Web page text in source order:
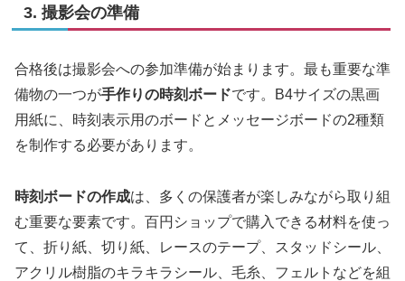
3. 撮影会の準備
合格後は撮影会への参加準備が始まります。最も重要な準
備物の一つが手作りの時刻ボードです。B4サイズの黒画
用紙に、時刻表示用のボードとメッセージボードの2種類
を制作する必要があります。
時刻ボードの作成は、多くの保護者が楽しみながら取り組
む重要な要素です。百円ショップで購入できる材料を使っ
て、折り紙、切り紙、レースのテープ、スタッドシール、
アクリル樹脂のキラキラシール、毛糸、フェルトなどを組